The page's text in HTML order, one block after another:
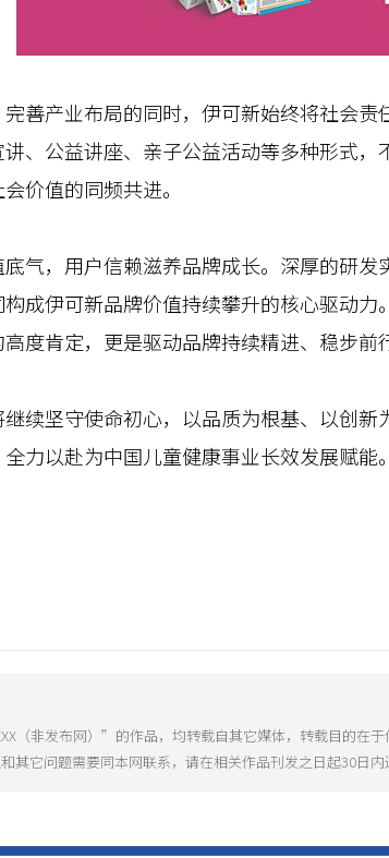
产业布局的同时，伊可新始终将社会责
、公益讲座、亲子公益活动等多种形式
价值的同频共进。
，用户信赖滋养品牌成长。深厚的研发
成伊可新品牌价值持续攀升的核心驱动
度肯定，更是驱动品牌持续精进、稳步前
坚守使命初心，以品质为根基、以创新
力以赴为中国儿童健康事业长效发展赋能。
（非发布网）”的作品，均转载自其它媒体，转载目的在
其它问题需要同本网联系，请在相关作品刊发之日起30日内